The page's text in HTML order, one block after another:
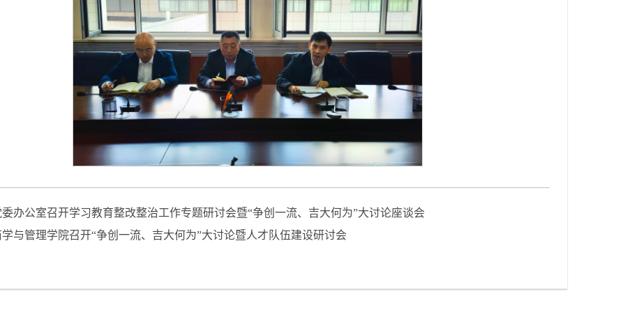
委办公室召开学习教育整改整治工作专题研讨会暨“争创一流、吉大何为”大讨论座谈会
学与管理学院召开“争创一流、吉大何为”大讨论暨人才队伍建设研讨会